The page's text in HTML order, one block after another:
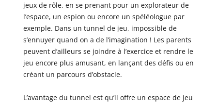
jeux de rôle, en se prenant pour un explorateur de
l’espace, un espion ou encore un spéléologue par
exemple. Dans un tunnel de jeu, impossible de
s’ennuyer quand on a de l’imagination ! Les parents
peuvent d’ailleurs se joindre à l’exercice et rendre le
jeu encore plus amusant, en lançant des défis ou en
créant un parcours d’obstacle.
L’avantage du tunnel est qu’il offre un espace de jeu